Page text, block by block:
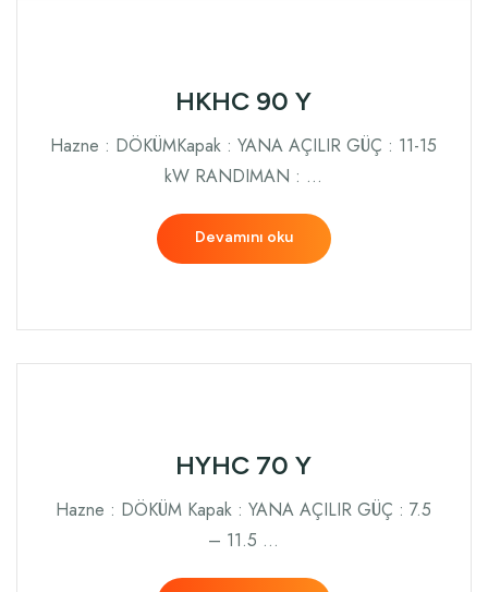
HKHC 90 Y
Hazne : DÖKÜMKapak : YANA AÇILIR GÜÇ : 11-15
kW RANDIMAN : …
Devamını oku
HYHC 70 Y
Hazne : DÖKÜM Kapak : YANA AÇILIR GÜÇ : 7.5
– 11.5 …